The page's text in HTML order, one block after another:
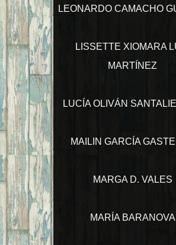
LEONARDO CAMACHO
LISSETTE XIOMARA
MARTÍNEZ
LUCÍA OLIVÁN
MAILIN GARCÍA
MARGA D. VALES
MARÍA BARANOVA